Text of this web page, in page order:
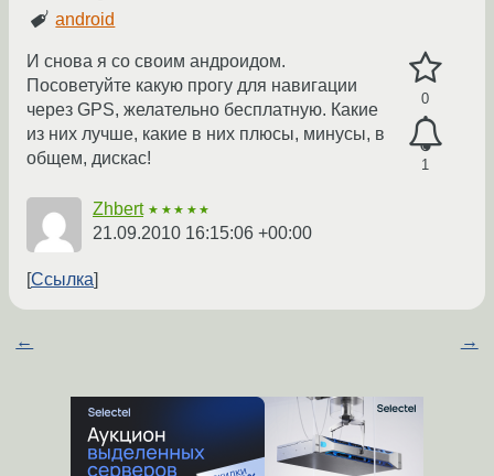
android
0
1
И снова я со своим андроидом.
Посоветуйте какую прогу для навигации
через GPS, желательно бесплатную. Какие
из них лучше, какие в них плюсы, минусы, в
общем, дискас!
Zhbert ★★★★★
21.09.2010 16:15:06 +00:00
Ссылка
← →